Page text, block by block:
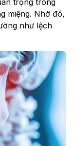
trọng trong
miệng. Nhờ đó,
như lệch